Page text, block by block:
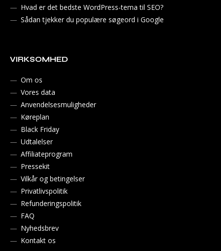
Hvad er det bedste WordPress-tema til SEO?
Sådan tjekker du populære søgeord i Google
VIRKSOMHED
Om os
Vores data
Anvendelsesmuligheder
Køreplan
Black Friday
Udtalelser
Affiliateprogram
Pressekit
Vilkår og betingelser
Privatlivspolitik
Refunderingspolitik
FAQ
Nyhedsbrev
Kontakt os